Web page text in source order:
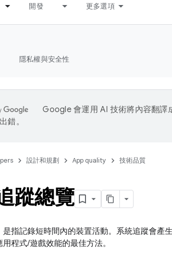
開發 更多選項
隱私權與安全性
Google 會運用 AI 技術將內容翻譯
錯。
設計和規劃 App quality 技術品質
蹤總覽
是指記錄短時間內的裝置活動。系統追蹤會產
程式/遊戲效能的最佳方法。